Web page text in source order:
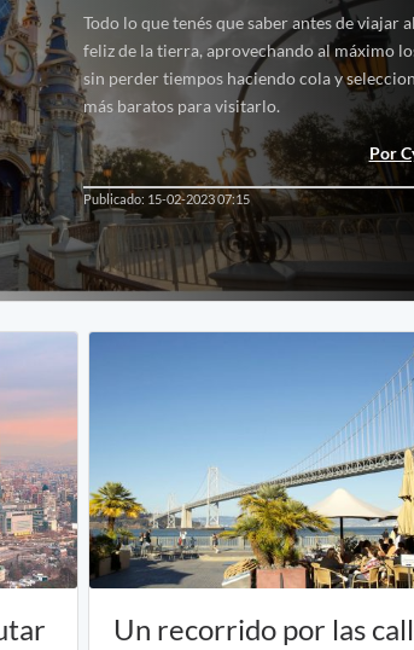
Todo lo que tenés que saber antes de viajar
feliz de la tierra, aprovechando al máximo
sin perder tiempos haciendo cola y
más baratos para visitarlo.
Por
Publicado: 15-02-2023 07:15
Un recorrido por las